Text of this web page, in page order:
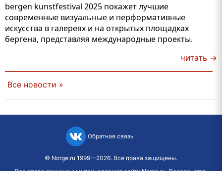
bergen kunstfestival 2025 покажет лучшие
современные визуальные и перформативные
искусства в галереях и на открытых площадках
бергена, представляя международные проекты.
читать →
Все новости »
Обратная связь
© Norge.ru 1999—2026. Все права защищены.